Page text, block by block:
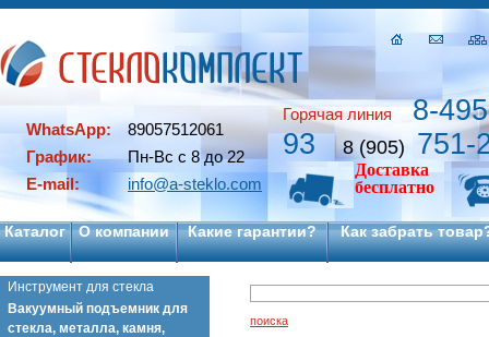
WhatsApp:
89057512061
График:
Пн-Вс с 8 до 22
E-mail:
info@a-steklo.com
Горячая линия
8-
93
8 (905) 751-
Доставка
бесплатно
Каталог О компании Какие гарантии? Как забрать
Инструмент для стекла
Вакуумный подъемник для
стекла, металла, камня,
поиска